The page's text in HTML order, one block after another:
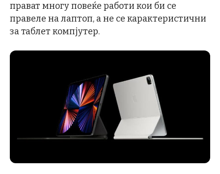
прават многу повеќе работи кои би се
правеле на лаптоп, а не се карактеристични
за таблет компјутер.